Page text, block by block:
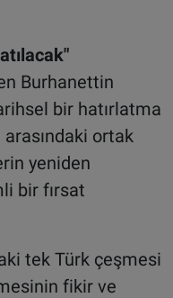
Burhanettin
bir hatırlatma
ortak
yeniden
bir fırsat
tek Türk çeşmesi
fikir ve